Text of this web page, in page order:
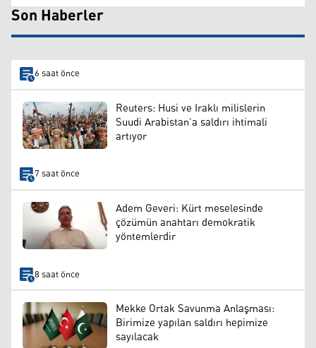
Son Haberler
6 saat önce
Reuters: Husi ve Iraklı milislerin
Suudi Arabistan’a saldırı ihtimali
artıyor
7 saat önce
Adem Geveri: Kürt meselesinde
çözümün anahtarı demokratik
yöntemlerdir
8 saat önce
Mekke Ortak Savunma Anlaşması:
Birimize yapılan saldırı hepimize
sayılacak